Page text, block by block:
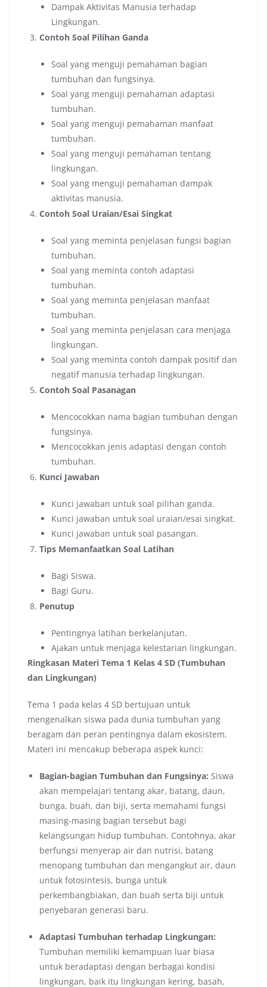
Dampak Aktivitas Manusia terhadap
Lingkungan.
Contoh Soal Pilihan Ganda
Soal yang menguji pemahaman bagian
tumbuhan dan fungsinya.
Soal yang menguji pemahaman adaptasi
tumbuhan.
Soal yang menguji pemahaman manfaat
tumbuhan.
Soal yang menguji pemahaman tentang
lingkungan.
Soal yang menguji pemahaman dampak
aktivitas manusia.
Contoh Soal Uraian/Esai Singkat
Soal yang meminta penjelasan fungsi bagian
tumbuhan.
Soal yang meminta contoh adaptasi
tumbuhan.
Soal yang meminta penjelasan manfaat
tumbuhan.
Soal yang meminta penjelasan cara menjaga
lingkungan.
Soal yang meminta contoh dampak positif dan
negatif manusia terhadap lingkungan.
Contoh Soal Pasanagan
Mencocokkan nama bagian tumbuhan dengan
fungsinya.
Mencocokkan jenis adaptasi dengan contoh
tumbuhan.
Kunci Jawaban
Kunci jawaban untuk soal pilihan ganda.
Kunci jawaban untuk soal uraian/esai singkat.
Kunci jawaban untuk soal pasangan.
Tips Memanfaatkan Soal Latihan
Bagi Siswa.
Bagi Guru.
Penutup
Pentingnya latihan berkelanjutan.
Ajakan untuk menjaga kelestarian lingkungan.
Ringkasan Materi Tema 1 Kelas 4 SD (Tumbuhan
dan Lingkungan)
Tema 1 pada kelas 4 SD bertujuan untuk
mengenalkan siswa pada dunia tumbuhan yang
beragam dan peran pentingnya dalam ekosistem.
Materi ini mencakup beberapa aspek kunci:
Bagian-bagian Tumbuhan dan Fungsinya: Siswa
akan mempelajari tentang akar, batang, daun,
bunga, buah, dan biji, serta memahami fungsi
masing-masing bagian tersebut bagi
kelangsungan hidup tumbuhan. Contohnya, akar
berfungsi menyerap air dan nutrisi, batang
menopang tumbuhan dan mengangkut air, daun
untuk fotosintesis, bunga untuk
perkembangbiakan, dan buah serta biji untuk
penyebaran generasi baru.
Adaptasi Tumbuhan terhadap Lingkungan:
Tumbuhan memiliki kemampuan luar biasa
untuk beradaptasi dengan berbagai kondisi
lingkungan, baik itu lingkungan kering, basah,